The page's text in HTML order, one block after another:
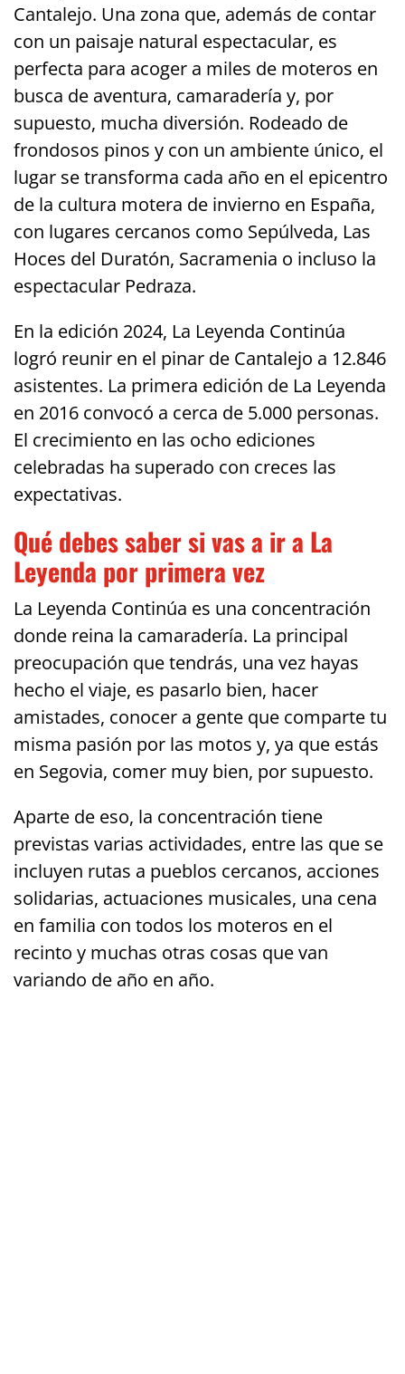
Cantalejo. Una zona que, además de contar
con un paisaje natural espectacular, es
perfecta para acoger a miles de moteros en
busca de aventura, camaradería y, por
supuesto, mucha diversión. Rodeado de
frondosos pinos y con un ambiente único, el
lugar se transforma cada año en el epicentro
de la cultura motera de invierno en España,
con lugares cercanos como Sepúlveda, Las
Hoces del Duratón, Sacramenia o incluso la
espectacular Pedraza.
En la edición 2024, La Leyenda Continúa
logró reunir en el pinar de Cantalejo a 12.846
asistentes. La primera edición de La Leyenda
en 2016 convocó a cerca de 5.000 personas.
El crecimiento en las ocho ediciones
celebradas ha superado con creces las
expectativas.
Qué debes saber si vas a ir a La
Leyenda por primera vez
La Leyenda Continúa es una concentración
donde reina la camaradería. La principal
preocupación que tendrás, una vez hayas
hecho el viaje, es pasarlo bien, hacer
amistades, conocer a gente que comparte tu
misma pasión por las motos y, ya que estás
en Segovia, comer muy bien, por supuesto.
Aparte de eso, la concentración tiene
previstas varias actividades, entre las que se
incluyen rutas a pueblos cercanos, acciones
solidarias, actuaciones musicales, una cena
en familia con todos los moteros en el
recinto y muchas otras cosas que van
variando de año en año.